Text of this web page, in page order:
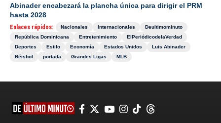
Abinader encabezará la plancha única para dirigir el PRM
hasta 2028
Enlaces rápidos: Nacionales Internacionales
Deultimominuto
República Dominicana
Entretenimiento
ElPeriódicodelaVerdad
Deportes
Estilo Economía Estados Unidos
Luis Abinader
Béisbol
portada Grandes Ligas MLB